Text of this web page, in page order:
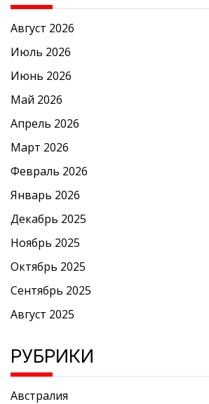
Август 2026
Июль 2026
Июнь 2026
Май 2026
Апрель 2026
Март 2026
Февраль 2026
Январь 2026
Декабрь 2025
Ноябрь 2025
Октябрь 2025
Сентябрь 2025
Август 2025
РУБРИКИ
Австралия